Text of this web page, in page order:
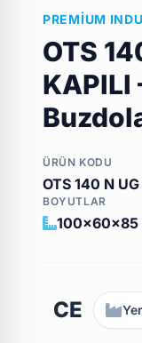
PREMIUM
OTS
KAPILI
ÜRÜN KODU
OTS 140 N
BOYUTLAR
100x60x85
CE